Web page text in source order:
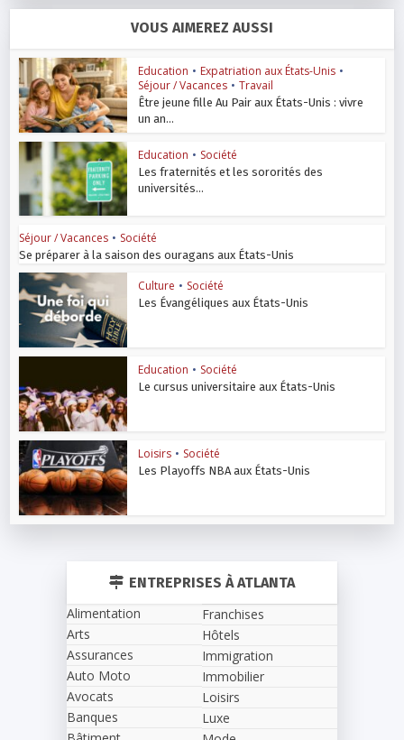
VOUS AIMEREZ AUSSI
Education • Expatriation aux États-Unis •
Séjour / Vacances • Travail
Être jeune fille Au Pair aux États-Unis : vivre
un an...
Education • Société
Les fraternités et les sororités des
universités...
Séjour / Vacances • Société
Se préparer à la saison des ouragans aux États-Unis
Culture • Société
Les Évangéliques aux États-Unis
Education • Société
Le cursus universitaire aux États-Unis
Loisirs • Société
Les Playoffs NBA aux États-Unis
ENTREPRISES À ATLANTA
Alimentation
Arts
Assurances
Auto Moto
Avocats
Banques
Franchises
Hôtels
Immigration
Immobilier
Loisirs
Luxe